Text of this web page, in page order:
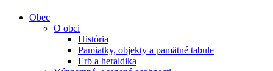
Obec
O obci
História
Pamiatky, objekty a pamätné tabule
Erb a heraldika